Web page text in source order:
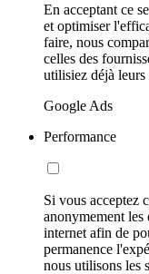
En acceptant ce
et optimiser
faire, nous
celles des
utilisiez déjà leurs
Google Ads
Performance
Si vous acceptez
anonymement les
internet afin de
permanence
nous utilisons les